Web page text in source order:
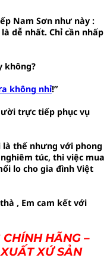
Nam Sơn như này :
dễ nhất. Chỉ cần nhấp
không?
không nhỉ!”
trực tiếp phục vụ
là thế nhưng với phong
túc, thì việc mua
lo cho gia đình Việt
, Em cam kết với
HÃNG –
XỨ SẢN